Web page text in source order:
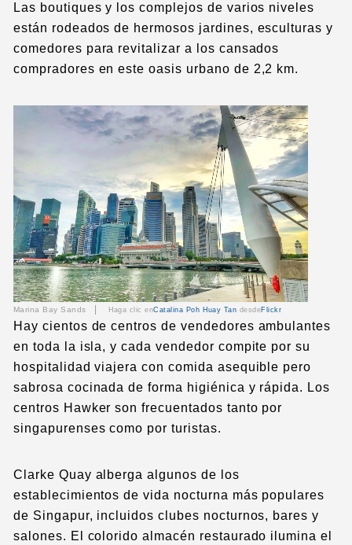
Las boutiques y los complejos de varios niveles
están rodeados de hermosos jardines, esculturas y
comedores para revitalizar a los cansados
compradores en este oasis urbano de 2,2 km.
Marina Bay Sands Haga clic enCatalina Poh Huay Tan desdeFlickr
Hay cientos de centros de vendedores ambulantes
en toda la isla, y cada vendedor compite por su
hospitalidad viajera con comida asequible pero
sabrosa cocinada de forma higiénica y rápida. Los
centros Hawker son frecuentados tanto por
singapurenses como por turistas.
Clarke Quay alberga algunos de los
establecimientos de vida nocturna más populares
de Singapur, incluidos clubes nocturnos, bares y
salones. El colorido almacén restaurado ilumina el